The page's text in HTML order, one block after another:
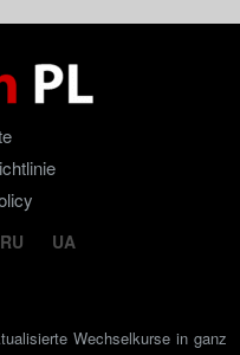
RU UA
Wechselkurse in ganz